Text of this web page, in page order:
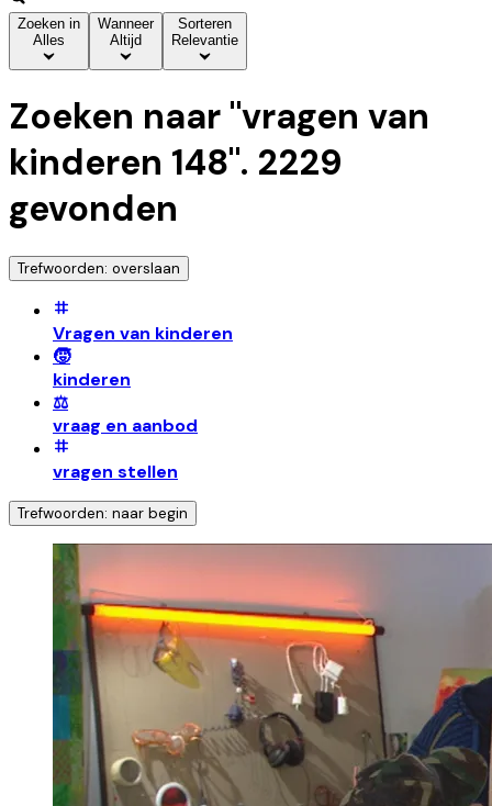
Zoeken in
Alles
Wanneer
Altijd
Sorteren
Relevantie
Zoeken naar "vragen van
kinderen 148". 2229
gevonden
Trefwoorden: overslaan
Vragen van kinderen
🧒
kinderen
⚖️
vraag en aanbod
vragen stellen
Trefwoorden: naar begin